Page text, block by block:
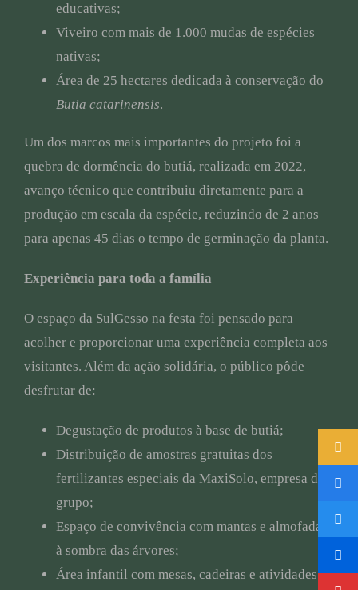
educativas;
Viveiro com mais de 1.000 mudas de espécies
nativas;
Área de 25 hectares dedicada à conservação do
Butia catarinensis.
Um dos marcos mais importantes do projeto foi a
quebra de dormência do butiá, realizada em 2022,
avanço técnico que contribuiu diretamente para a
produção em escala da espécie, reduzindo de 2 anos
para apenas 45 dias o tempo de germinação da planta.
Experiência para toda a família
O espaço da SulGesso na festa foi pensado para
acolher e proporcionar uma experiência completa aos
visitantes. Além da ação solidária, o público pôde
desfrutar de:
Degustação de produtos à base de butiá;
Distribuição de amostras gratuitas dos
fertilizantes especiais da MaxiSolo, empresa do
grupo;
Espaço de convivência com mantas e almofadas
à sombra das árvores;
Área infantil com mesas, cadeiras e atividades